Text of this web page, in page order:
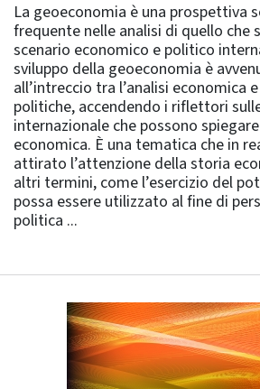
La geoeconomia è una prospettiva
frequente nelle analisi di quello che
scenario economico e politico
sviluppo della geoeconomia è
all’intreccio tra l’analisi economica
politiche, accendendo i riflettori
internazionale che possono
economica. È una tematica che in
attirato l’attenzione della storia
altri termini, come l’esercizio del
possa essere utilizzato al fine di
politica ...